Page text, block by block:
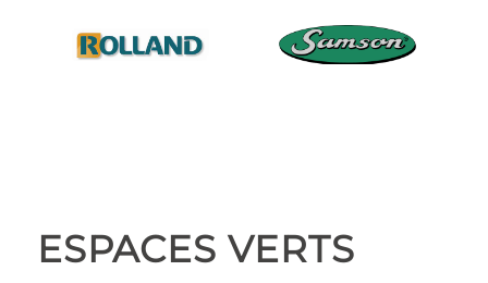
ESPACES VERTS